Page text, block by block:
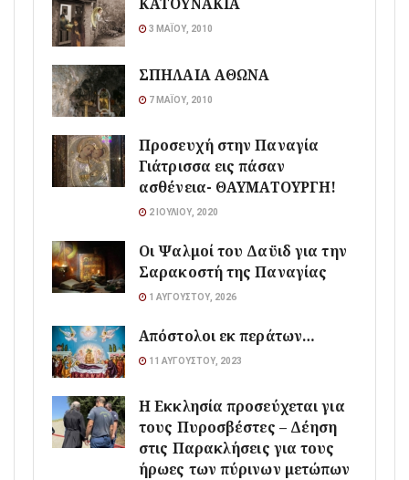
ΚΑΤΟΥΝΑΚΙΑ
3 ΜΑΪ́ΟΥ, 2010
ΣΠΗΛΑΙΑ ΑΘΩΝΑ
7 ΜΑΪ́ΟΥ, 2010
Προσευχή στην Παναγία
Γιάτρισσα εις πάσαν
ασθένεια- ΘΑΥΜΑΤΟΥΡΓΗ!
2 ΙΟΥΛΊΟΥ, 2020
Οι Ψαλμοί του Δαϋιδ για την
Σαρακοστή της Παναγίας
1 ΑΥΓΟΎΣΤΟΥ, 2026
Απόστολοι εκ περάτων…
11 ΑΥΓΟΎΣΤΟΥ, 2023
Η Εκκλησία προσεύχεται για
τους Πυροσβέστες – Δέηση
στις Παρακλήσεις για τους
ήρωες των πύρινων μετώπων